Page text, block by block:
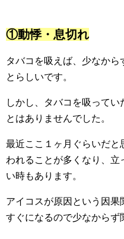
①動悸・息切れ
タバコを吸えば、少なから
とらしいです。
しかし、タバコを吸ってい
とはありませんでした。
最近ここ１ヶ月ぐらいだと
われることが多くなり、立
い時もあります。
アイコスが原因という因果
すぐになるので少なからず